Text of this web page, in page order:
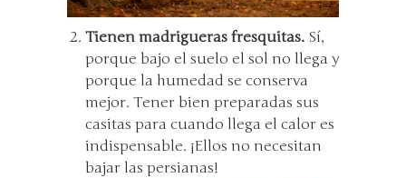
Tienen madrigueras fresquitas. Sí,
porque bajo el suelo el sol no llega y
porque la humedad se conserva
mejor. Tener bien preparadas sus
casitas para cuando llega el calor es
indispensable. ¡Ellos no necesitan
bajar las persianas!